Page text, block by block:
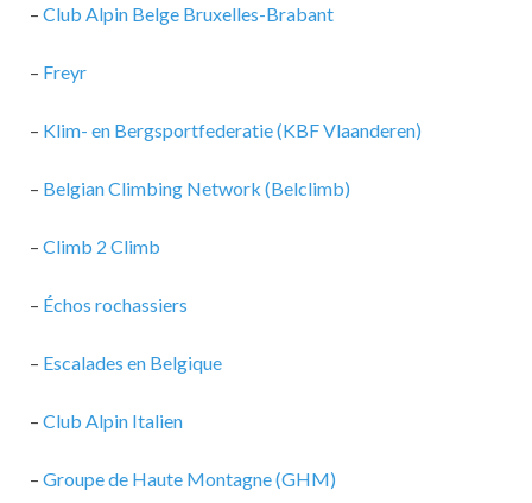
– Club Alpin Belge Bruxelles-Brabant
– Freyr
– Klim- en Bergsportfederatie (KBF Vlaanderen)
– Belgian Climbing Network (Belclimb)
– Climb 2 Climb
– Échos rochassiers
– Escalades en Belgique
– Club Alpin Italien
– Groupe de Haute Montagne (GHM)